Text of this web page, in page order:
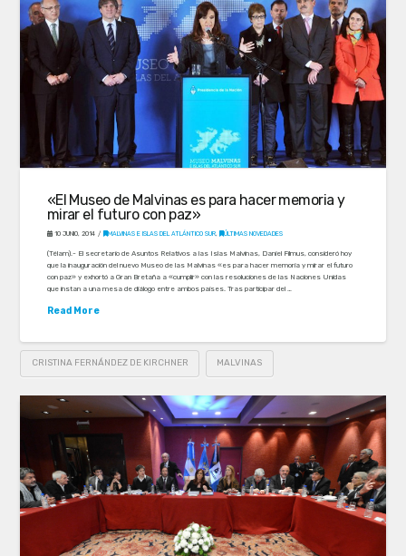
«El Museo de Malvinas es para hacer memoria y
mirar el futuro con paz»
10 JUNIO, 2014 MALVINAS E ISLAS DEL ATLÁNTICO SUR, ÚLTIMAS NOVEDADES
(Télam).- El secretario de Asuntos Relativos a las Islas Malvinas, Daniel Filmus, consideró hoy
que la inauguración del nuevo Museo de las Malvinas «es para hacer memoria y mirar el futuro
con paz» y exhortó a Gran Bretaña a «cumplir» con las resoluciones de las Naciones Unidas
que instan a una mesa de diálogo entre ambos países. Tras participar del …
Read More
CRISTINA FERNÁNDEZ DE KIRCHNER MALVINAS